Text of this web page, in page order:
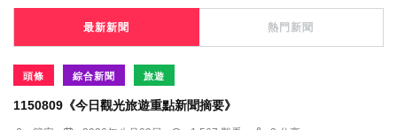
最新新聞 熱門新聞
頭條 綜合新聞 旅遊
1150809《今日觀光旅遊重點新聞摘要》